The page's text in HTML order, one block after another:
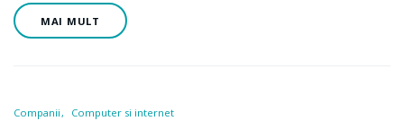
MAI MULT
Companii Computer si internet